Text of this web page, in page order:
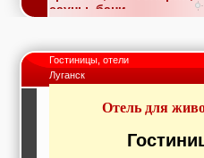
сауны, бани
продажа, съем
Окна, стекло,
витражи, входные
светопразрачные
Образование и наука,
Гостиницы, отели
Луганск
Отель для